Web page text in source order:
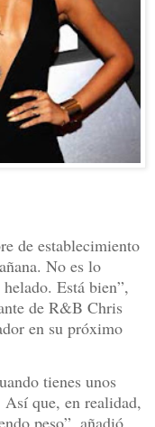
de establecimiento
No es lo
Está bien”,
de R&B Chris
en su próximo
tienes unos
que, en realidad,
peso”, añadió